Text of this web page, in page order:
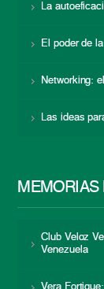
La
El poder de
Networking:
Las ideas
MEMORIAS
Club Veloz
Venezuela
Vera